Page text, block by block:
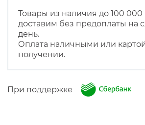
Товары из наличия до 100 000
доставим без предоплаты на
день.
Оплата наличными или
получении.
При поддержке